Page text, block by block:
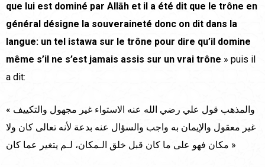
que lui est dominé par Allāh et il a été dit que le trône en
général désigne la souveraineté donc on dit dans la
langue: un tel istawa sur le trône pour dire qu’il domine
même s’il ne s’est jamais assis sur un vrai trône » puis il
a dit:
« والمذهب قول علي رضي الله عنه الاستواء غير مجهول والتكييف
غير معقول والإيمان به واجب والسؤال عنه بدعة لأنه تعالى كان ولا
مكان فهو على ما كان قبل خلق الـمكان، لـم يتغير عما كان »